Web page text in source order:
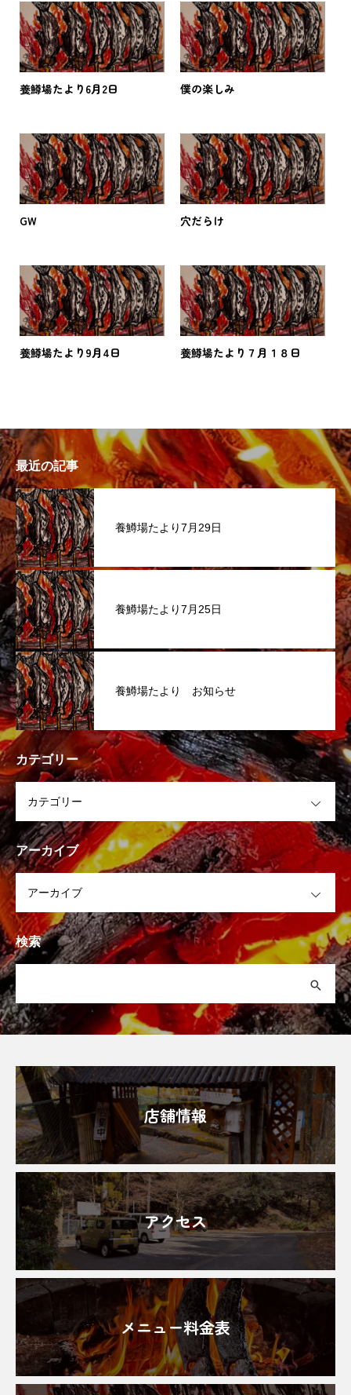
養鱒場たより6月2日 僕の楽しみ
GW 穴だらけ
養鱒場たより9月4日 養鱒場たより７月１８日
最近の記事
養鱒場たより7月29日
養鱒場たより7月25日
養鱒場たより お知らせ
カテゴリー
アーカイブ
検索
店舗情報
アクセス
メニュー料金表